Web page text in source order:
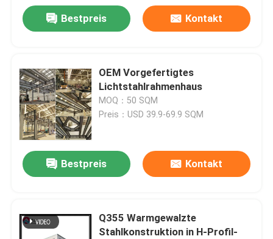
Zu Hause
Über uns
Werksbesichtigung
Qualitätskontrolle
Kontakt mit uns
Bestpreis Kontakt
OEM Vorgefertigtes
Lichtstahlrahmenhaus
MOQ：50 SQM
Preis：USD 39.9-69.9 SQM
Bestpreis Kontakt
Q355 Warmgewalzte
Stahlkonstruktion in H-Profil-